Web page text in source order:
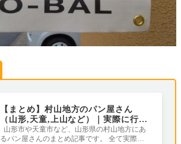
【まとめ】村山地方のパン屋さん
（山形,天童,上山など）｜実際に行っ
てみました
山形市や天童市など、山形県の村山地方にあ
るパン屋さんのまとめ記事です。 全て実際に